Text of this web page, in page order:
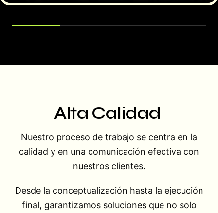
Alta Calidad
Nuestro proceso de trabajo se centra en la
calidad y en una comunicación efectiva con
nuestros clientes.
Desde la conceptualización hasta la ejecución
final, garantizamos soluciones que no solo